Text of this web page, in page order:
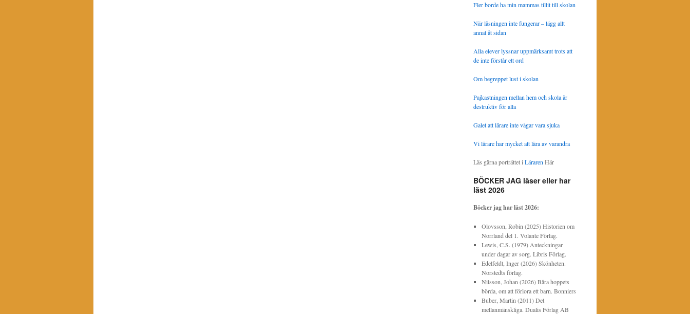
Fler borde ha min mammas tillit till skolan
När läsningen inte fungerar – lägg allt
annat åt sidan
Alla elever lyssnar uppmärksamt trots att
de inte förstår ett ord
Om begreppet lust i skolan
Pajkastningen mellan hem och skola är
destruktiv för alla
Galet att lärare inte vågar vara sjuka
Vi lärare har mycket att lära av varandra
Läs gärna porträttet i Läraren Här
BÖCKER JAG läser eller har
läst 2026
Böcker jag har läst2026:
Olovsson, Robin (2025) Historien om
Norrland del 1. Volante Förlag.
Lewis, C.S. (1979) Anteckningar
under dagar av sorg. Libris Förlag.
Edelfeldt, Inger (2026) Skönheten.
Norstedts förlag.
Nilsson, Johan (2026) Bära hoppets
börda, om att förlora ett barn. Bonniers
Buber, Martin (2011) Det
mellanmänskliga. Dualis Förlag AB